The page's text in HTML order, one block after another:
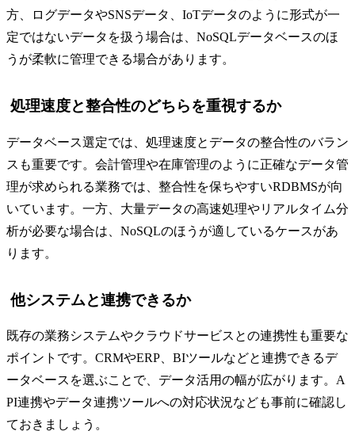
方、ログデータやSNSデータ、IoTデータのように形式が一
定ではないデータを扱う場合は、NoSQLデータベースのほ
うが柔軟に管理できる場合があります。
処理速度と整合性のどちらを重視するか
データベース選定では、処理速度とデータの整合性のバラン
スも重要です。会計管理や在庫管理のように正確なデータ管
理が求められる業務では、整合性を保ちやすいRDBMSが向
いています。一方、大量データの高速処理やリアルタイム分
析が必要な場合は、NoSQLのほうが適しているケースがあ
ります。
他システムと連携できるか
既存の業務システムやクラウドサービスとの連携性も重要な
ポイントです。CRMやERP、BIツールなどと連携できるデ
ータベースを選ぶことで、データ活用の幅が広がります。A
PI連携やデータ連携ツールへの対応状況なども事前に確認し
ておきましょう。